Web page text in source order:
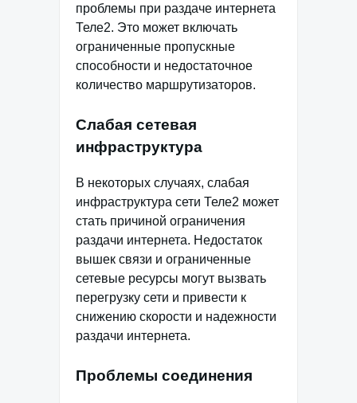
проблемы при раздаче интернета
Теле2. Это может включать
ограниченные пропускные
способности и недостаточное
количество маршрутизаторов.
Слабая сетевая
инфраструктура
В некоторых случаях, слабая
инфраструктура сети Теле2 может
стать причиной ограничения
раздачи интернета. Недостаток
вышек связи и ограниченные
сетевые ресурсы могут вызвать
перегрузку сети и привести к
снижению скорости и надежности
раздачи интернета.
Проблемы соединения